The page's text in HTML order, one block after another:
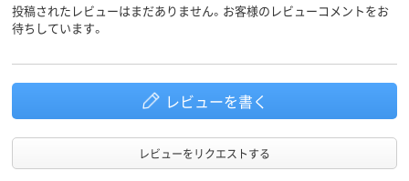
カラーグ
ホワイト系
投稿されたレビューはまだありません。お客様のレビューコメントをお
待ちしています。
レビューを書く
レビューをリクエストする